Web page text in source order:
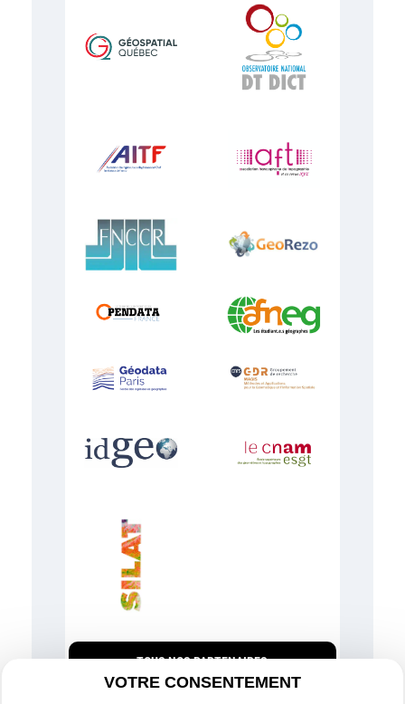
TOUS NOS PARTENAIRES
VOTRE CONSENTEMENT